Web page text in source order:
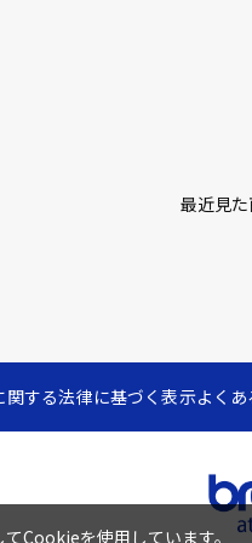
最近見た
関する法律に基づく表示よくあ
Cookieを使用しています。